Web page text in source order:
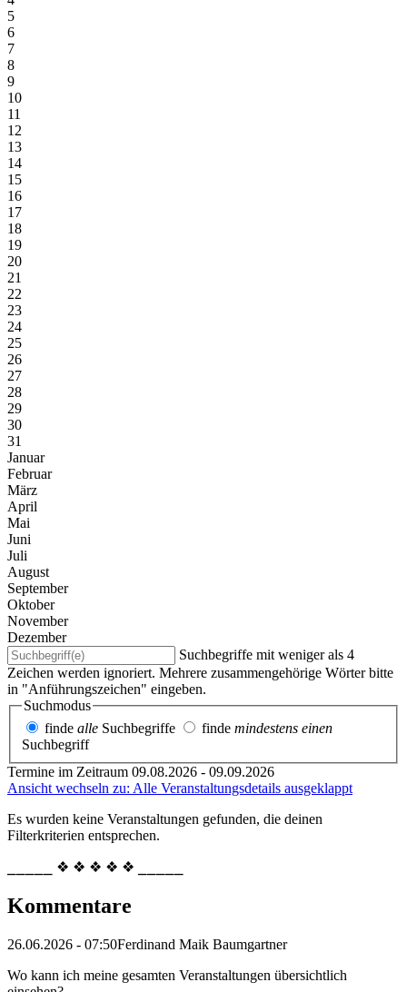
5
6
7
8
9
10
11
12
13
14
15
16
17
18
19
20
21
22
23
24
25
26
27
28
29
30
31
Januar
Februar
März
April
Mai
Juni
Juli
August
September
Oktober
November
Dezember
Suchbegriffe mit weniger als 4
Zeichen werden ignoriert. Mehrere zusammengehörige Wörter bitte
in "Anführungszeichen" eingeben.
Suchmodus
finde alle Suchbegriffe finde mindestens einen
Suchbegriff
Termine im Zeitraum 09.08.2026 - 09.09.2026
Ansicht wechseln zu: Alle Veranstaltungsdetails ausgeklappt
Es wurden keine Veranstaltungen gefunden, die deinen
Filterkriterien entsprechen.
⎯⎯⎯⎯⎯ ❖ ❖ ❖ ❖ ❖ ⎯⎯⎯⎯⎯
Kommentare
26.06.2026 - 07:50Ferdinand Maik Baumgartner
Wo kann ich meine gesamten Veranstaltungen übersichtlich